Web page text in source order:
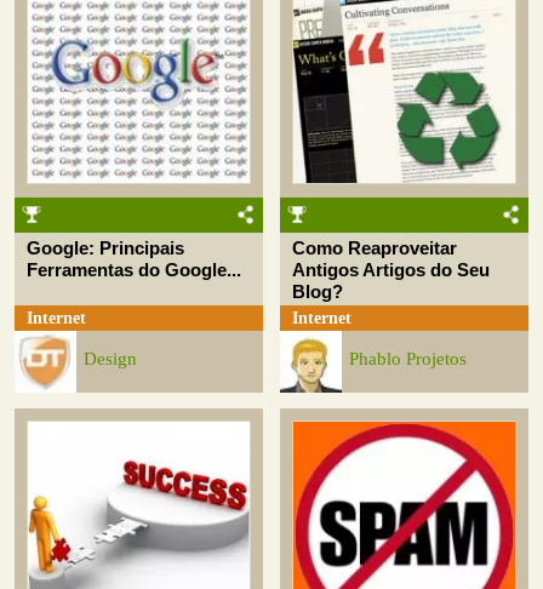
Google: Principais
Ferramentas do Google...
Internet
Design
Como Reaproveitar
Antigos Artigos do Seu
Blog?
Internet
Phablo Projetos